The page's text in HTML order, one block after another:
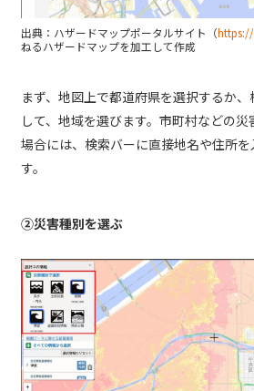
出典：ハザードマップポータルサイト（
ねるハザードマップを加工して作成
まず、地図上で都道府県を選択するか
して、地域を選びます。市町村などの
場合には、検索バーに直接地名や住所
す。
②災害種別を選ぶ